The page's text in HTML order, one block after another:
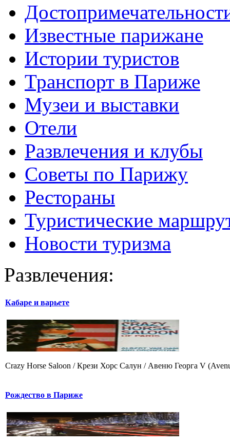
Известные парижане
Истории туристов
Транспорт в Париже
Музеи и выставки
Отели
Развлечения и клубы
Советы по Парижу
Рестораны
Туристические
Новости туризма
Развлечения:
Кабаре и варьете
Crazy Horse Saloon / Крези Хорс Салун / Авеню Георга V
Рождество в Париже